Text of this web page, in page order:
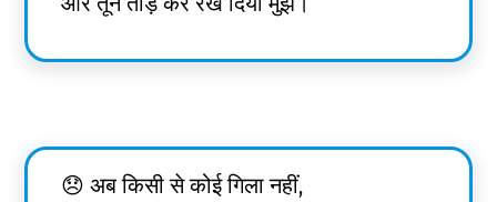
😞 अब किसी से कोई गिला नहीं,